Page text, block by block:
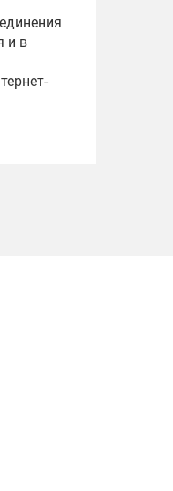
и в